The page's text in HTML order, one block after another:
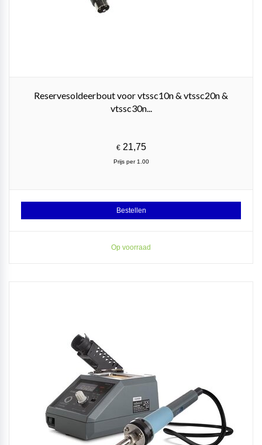
Reservesoldeerbout voor vtssc10n & vtssc20n &
vtssc30n...
€21,75
Prijs per 1.00
Bestellen
Op voorraad